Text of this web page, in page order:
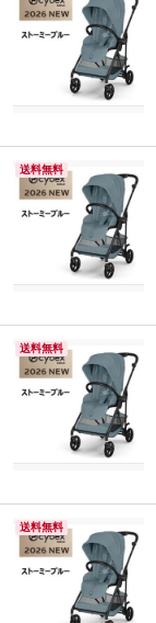
送料無料
送料無料
送料無料